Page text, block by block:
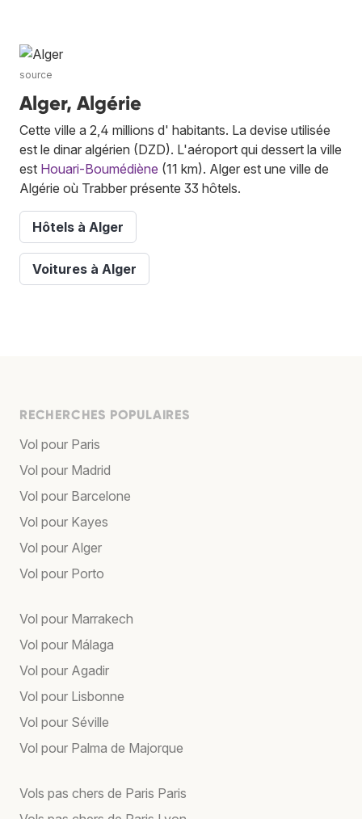
source
Alger, Algérie
Cette ville a 2,4 millions d' habitants. La devise utilisée
est le dinar algérien (DZD). L'aéroport qui dessert la ville
est Houari-Boumédiène (11 km). Alger est une ville de
Algérie où Trabber présente 33 hôtels.
Hôtels à Alger
Voitures à Alger
RECHERCHES POPULAIRES
Vol pour Paris
Vol pour Madrid
Vol pour Barcelone
Vol pour Kayes
Vol pour Alger
Vol pour Porto
Vol pour Marrakech
Vol pour Málaga
Vol pour Agadir
Vol pour Lisbonne
Vol pour Séville
Vol pour Palma de Majorque
Vols pas chers de Paris Paris